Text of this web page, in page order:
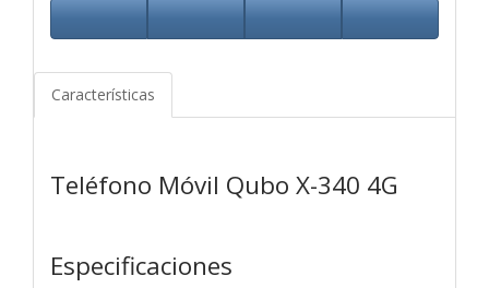
Características
Teléfono Móvil Qubo X-340 4G
Especificaciones